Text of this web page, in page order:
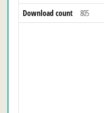
Download count
805